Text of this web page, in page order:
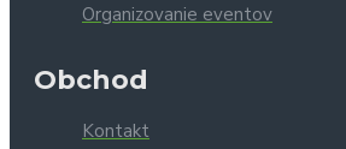
Organizovanie eventov
Obchod
Kontakt